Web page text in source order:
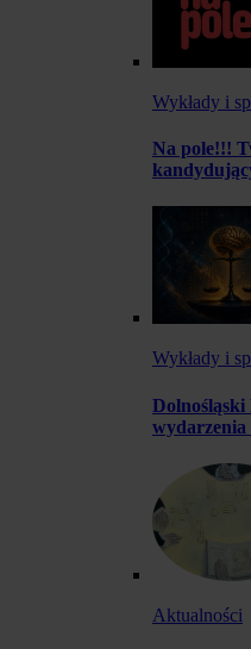
Wykłady i
Na pole!!!
Wykłady i
Dolnośląski
wydarzenia
Aktualności